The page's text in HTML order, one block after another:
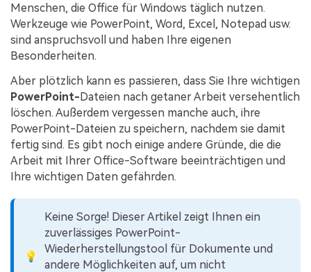
Menschen, die Office für Windows täglich nutzen.
Werkzeuge wie PowerPoint, Word, Excel, Notepad usw.
sind anspruchsvoll und haben Ihre eigenen
Besonderheiten.
Aber plötzlich kann es passieren, dass Sie Ihre wichtigen
PowerPoint-Dateien nach getaner Arbeit versehentlich
löschen. Außerdem vergessen manche auch, ihre
PowerPoint-Dateien zu speichern, nachdem sie damit
fertig sind. Es gibt noch einige andere Gründe, die die
Arbeit mit Ihrer Office-Software beeinträchtigen und
Ihre wichtigen Daten gefährden.
💡
Keine Sorge! Dieser Artikel zeigt Ihnen ein
zuverlässiges PowerPoint-
Wiederherstellungstool für Dokumente und
andere Möglichkeiten auf, um nicht